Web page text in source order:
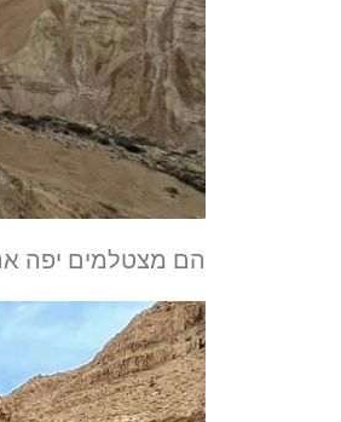
הם מצטלמים יפה